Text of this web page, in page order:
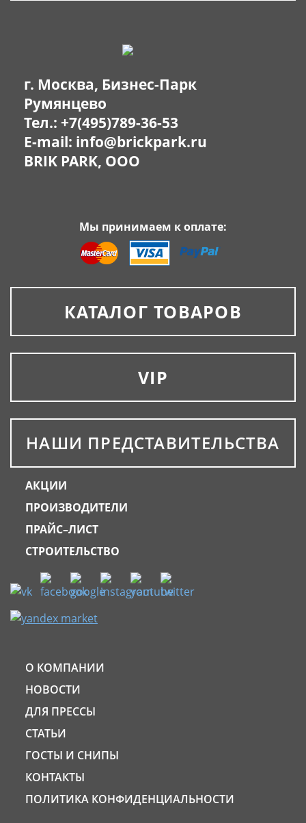
г. Москва, Бизнес-Парк
Румянцево
Тел.: +7(495)789-36-53
E-mail: info@brickpark.ru
BRIK PARK, OOO
Мы принимаем к оплате:
КАТАЛОГ ТОВАРОВ
VIP
НАШИ ПРЕДСТАВИТЕЛЬСТВА
АКЦИИ
ПРОИЗВОДИТЕЛИ
ПРАЙС–ЛИСТ
СТРОИТЕЛЬСТВО
О КОМПАНИИ
НОВОСТИ
ДЛЯ ПРЕССЫ
СТАТЬИ
ГОСТЫ И СНИПЫ
КОНТАКТЫ
ПОЛИТИКА КОНФИДЕНЦИАЛЬНОСТИ